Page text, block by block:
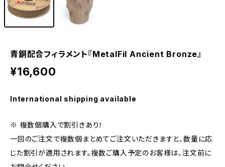
青銅配合フィラメント『MetalFil Ancient Bronze』
¥16,600
International shipping available
※ 複数個購入で割引きあり！
一回のご注文で複数個まとめてご注文いただきますと、数量に応
じた割引が適用されます。複数ご購入予定のお客様は、注文前に